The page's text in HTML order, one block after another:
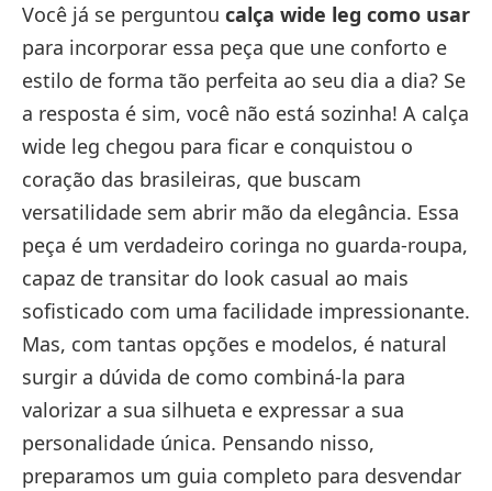
Você já se perguntou calça wide leg como usar
para incorporar essa peça que une conforto e
estilo de forma tão perfeita ao seu dia a dia? Se
a resposta é sim, você não está sozinha! A calça
wide leg chegou para ficar e conquistou o
coração das brasileiras, que buscam
versatilidade sem abrir mão da elegância. Essa
peça é um verdadeiro coringa no guarda-roupa,
capaz de transitar do look casual ao mais
sofisticado com uma facilidade impressionante.
Mas, com tantas opções e modelos, é natural
surgir a dúvida de como combiná-la para
valorizar a sua silhueta e expressar a sua
personalidade única. Pensando nisso,
preparamos um guia completo para desvendar